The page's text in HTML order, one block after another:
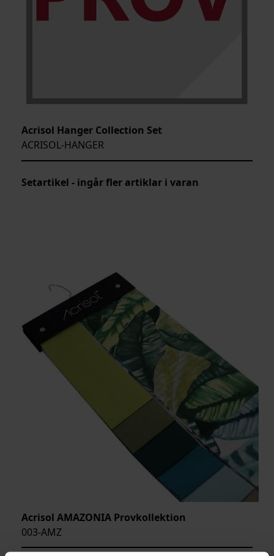
Acrisol Hanger Collection Set
ACRISOL-HANGER
Setartikel - ingår fler artiklar i varan
Acrisol AMAZONIA Provkollektion
003-AMZ